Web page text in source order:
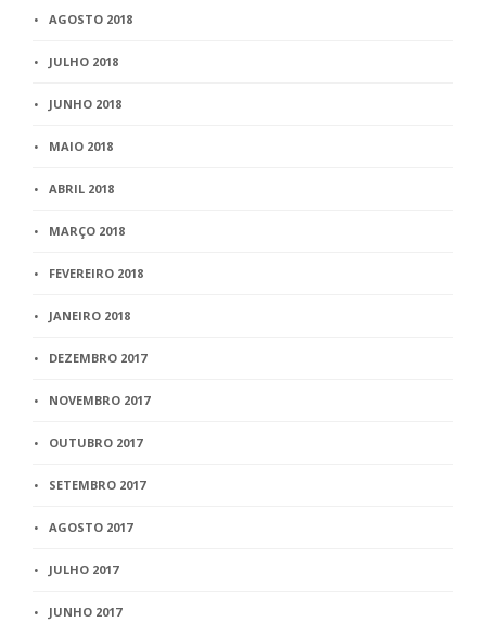
AGOSTO 2018
JULHO 2018
JUNHO 2018
MAIO 2018
ABRIL 2018
MARÇO 2018
FEVEREIRO 2018
JANEIRO 2018
DEZEMBRO 2017
NOVEMBRO 2017
OUTUBRO 2017
SETEMBRO 2017
AGOSTO 2017
JULHO 2017
JUNHO 2017